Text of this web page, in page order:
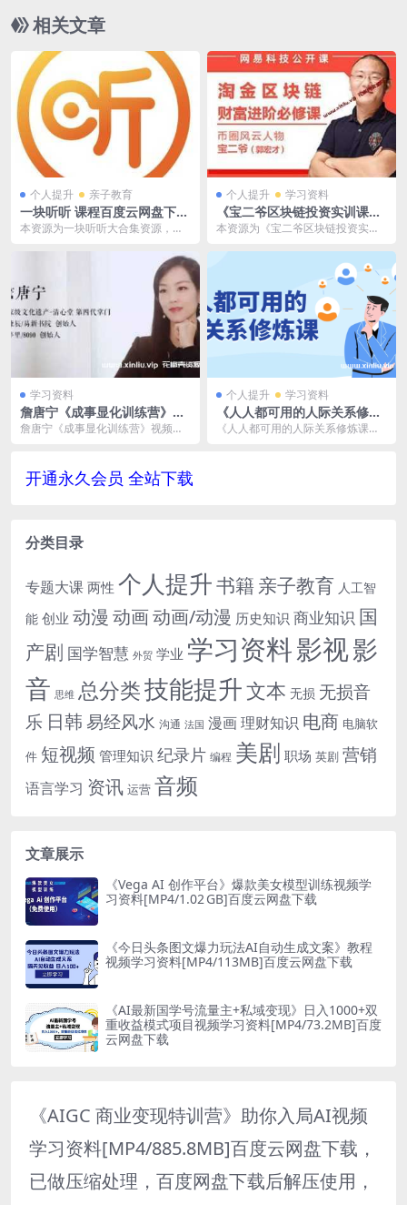
下载
相关文章
个人提升 亲子教育
一块听听 课程百度云网盘下载
[MP3/14.33GB]
本资源为一块听听大合集资源，涵
儿、写作、情感与心理等...
个人提升 学习资料
《宝二爷区块链投资实训课》
视频课程合集[MP4/310.91M
本资源为《宝二爷区块链投资实训
分享下载，具体看下文...
学习资料
詹唐宁《成事显化训练营》视
频学习资料[MP4/4.14 GB]百
詹唐宁《成事显化训练营》视频学
个人提升 学习资料
《人人都可用的人际关系修炼
课》[MP4/5GB]云网盘下载
《人人都可用的人际关系修炼课》
开通永久会员 全站下载
分类目录
专题大课 两性 个人提升书籍 亲子教育 人工智
能 创业 动漫 动画动画/动漫 历史知识 商业知识 国
产剧 国学智慧 外贸 学业 学习资料影视影
音 思维 总分类技能提升文本 无损 无损音
乐 日韩易经风水 沟通 法国 漫画理财知识 电商 电脑软
件 短视频 管理知识 纪录片 编程 美剧 职场 英剧 营销
语言学习 资讯 运营 音频
文章展示
《Vega AI 创作平台》爆款美女模型训练视频学
习资料[MP4/1.02 GB]百度云网盘下载
《今日头条图文爆力玩法AI自动生成文案》教程
视频学习资料[MP4/113MB]百度云网盘下载
《AI最新国学号流量主+私域变现》日入1000+双
重收益模式项目视频学习资料[MP4/73.2MB]百度
云网盘下载
《AIGC 商业变现特训营》助你入局AI视频
学习资料[MP4/885.8MB]百度云网盘下载，
已做压缩处理，百度网盘下载后解压使用，